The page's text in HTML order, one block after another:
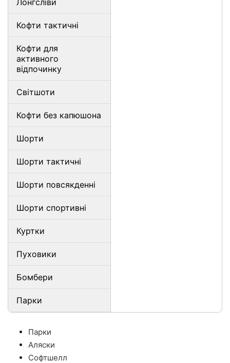
Лонгсліви
Кофти тактичні
Кофти для
активного
відпочинку
Світшоти
Кофти без капюшона
Шорти
Шорти тактичні
Шорти повсякденні
Шорти спортивні
Куртки
Пуховики
Бомбери
Парки
Парки
Аляски
Софтшелл